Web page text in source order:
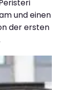
und einen
der ersten